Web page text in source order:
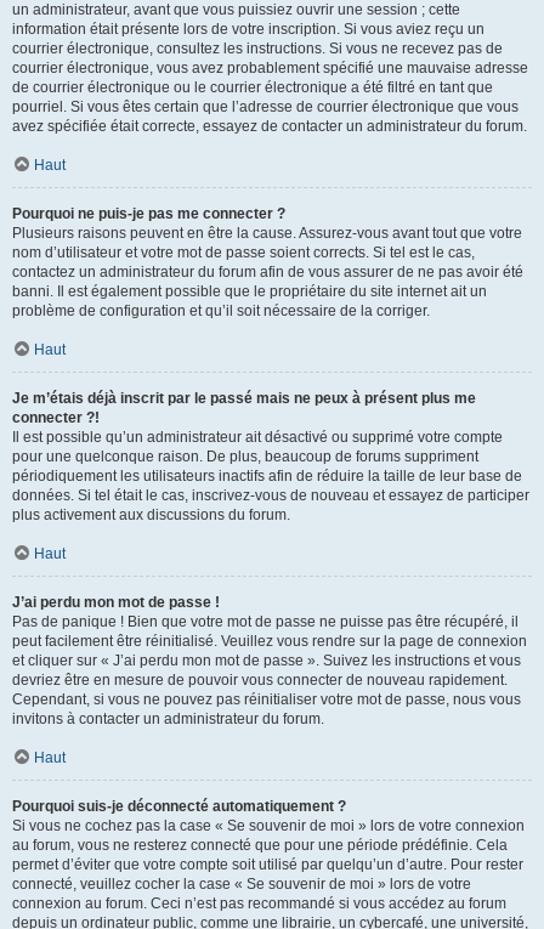
un administrateur, avant que vous puissiez ouvrir une session ; cette
information était présente lors de votre inscription. Si vous aviez reçu un
courrier électronique, consultez les instructions. Si vous ne recevez pas de
courrier électronique, vous avez probablement spécifié une mauvaise adresse
de courrier électronique ou le courrier électronique a été filtré en tant que
pourriel. Si vous êtes certain que l’adresse de courrier électronique que vous
avez spécifiée était correcte, essayez de contacter un administrateur du forum.
Haut
Pourquoi ne puis-je pas me connecter ?
Plusieurs raisons peuvent en être la cause. Assurez-vous avant tout que votre
nom d’utilisateur et votre mot de passe soient corrects. Si tel est le cas,
contactez un administrateur du forum afin de vous assurer de ne pas avoir été
banni. Il est également possible que le propriétaire du site internet ait un
problème de configuration et qu’il soit nécessaire de la corriger.
Haut
Je m’étais déjà inscrit par le passé mais ne peux à présent plus me
connecter ?!
Il est possible qu’un administrateur ait désactivé ou supprimé votre compte
pour une quelconque raison. De plus, beaucoup de forums suppriment
périodiquement les utilisateurs inactifs afin de réduire la taille de leur base de
données. Si tel était le cas, inscrivez-vous de nouveau et essayez de participer
plus activement aux discussions du forum.
Haut
J’ai perdu mon mot de passe !
Pas de panique ! Bien que votre mot de passe ne puisse pas être récupéré, il
peut facilement être réinitialisé. Veuillez vous rendre sur la page de connexion
et cliquer sur « J’ai perdu mon mot de passe ». Suivez les instructions et vous
devriez être en mesure de pouvoir vous connecter de nouveau rapidement.
Cependant, si vous ne pouvez pas réinitialiser votre mot de passe, nous vous
invitons à contacter un administrateur du forum.
Haut
Pourquoi suis-je déconnecté automatiquement ?
Si vous ne cochez pas la case « Se souvenir de moi » lors de votre connexion
au forum, vous ne resterez connecté que pour une période prédéfinie. Cela
permet d’éviter que votre compte soit utilisé par quelqu’un d’autre. Pour rester
connecté, veuillez cocher la case « Se souvenir de moi » lors de votre
connexion au forum. Ceci n’est pas recommandé si vous accédez au forum
depuis un ordinateur public, comme une librairie, un cybercafé, une université,